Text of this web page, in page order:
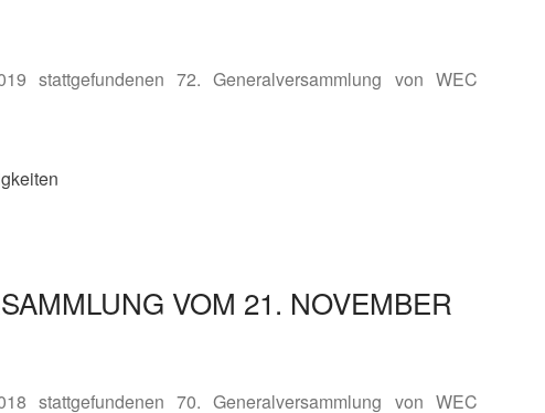
stattgefundenen 72. Generalversammlung von WEC
VOM 21. NOVEMBER
stattgefundenen 70. Generalversammlung von WEC